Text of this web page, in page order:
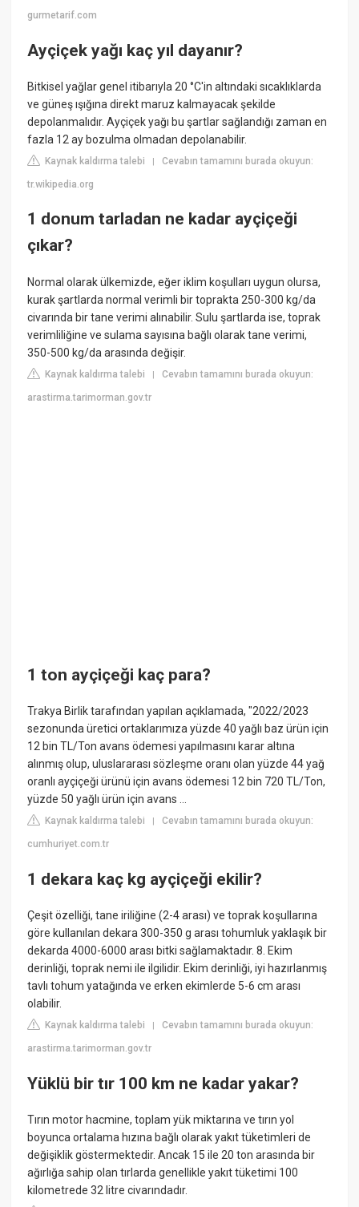
gurmetarif.com
Ayçiçek yağı kaç yıl dayanır?
Bitkisel yağlar genel itibarıyla 20 °C'in altındaki sıcaklıklarda
ve güneş ışığına direkt maruz kalmayacak şekilde
depolanmalıdır. Ayçiçek yağı bu şartlar sağlandığı zaman en
fazla 12 ay bozulma olmadan depolanabilir.
Kaynak kaldırma talebi |Cevabın tamamını burada okuyun:
tr.wikipedia.org
1 donum tarladan ne kadar ayçiçeği
çıkar?
Normal olarak ülkemizde, eğer iklim koşulları uygun olursa,
kurak şartlarda normal verimli bir toprakta 250-300 kg/da
civarında bir tane verimi alınabilir. Sulu şartlarda ise, toprak
verimliliğine ve sulama sayısına bağlı olarak tane verimi,
350-500 kg/da arasında değişir.
Kaynak kaldırma talebi |Cevabın tamamını burada okuyun:
arastirma.tarimorman.gov.tr
1 ton ayçiçeği kaç para?
Trakya Birlik tarafından yapılan açıklamada, "2022/2023
sezonunda üretici ortaklarımıza yüzde 40 yağlı baz ürün için
12 bin TL/Ton avans ödemesi yapılmasını karar altına
alınmış olup, uluslararası sözleşme oranı olan yüzde 44 yağ
oranlı ayçiçeği ürünü için avans ödemesi 12 bin 720 TL/Ton,
yüzde 50 yağlı ürün için avans ...
Kaynak kaldırma talebi |Cevabın tamamını burada okuyun:
cumhuriyet.com.tr
1 dekara kaç kg ayçiçeği ekilir?
Çeşit özelliği, tane iriliğine (2-4 arası) ve toprak koşullarına
göre kullanılan dekara 300-350 g arası tohumluk yaklaşık bir
dekarda 4000-6000 arası bitki sağlamaktadır. 8. Ekim
derinliği, toprak nemi ile ilgilidir. Ekim derinliği, iyi hazırlanmış
tavlı tohum yatağında ve erken ekimlerde 5-6 cm arası
olabilir.
Kaynak kaldırma talebi |Cevabın tamamını burada okuyun:
arastirma.tarimorman.gov.tr
Yüklü bir tır 100 km ne kadar yakar?
Tırın motor hacmine, toplam yük miktarına ve tırın yol
boyunca ortalama hızına bağlı olarak yakıt tüketimleri de
değişiklik göstermektedir. Ancak 15 ile 20 ton arasında bir
ağırlığa sahip olan tırlarda genellikle yakıt tüketimi 100
kilometrede 32 litre civarındadır.